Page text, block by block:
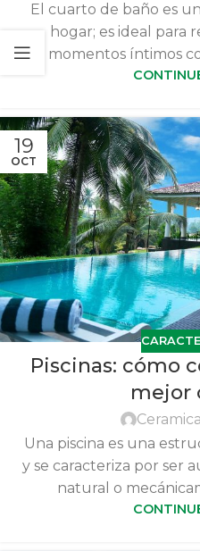
El cuarto de baño es
hogar; es ideal para
momentos íntimos
19
OCT
Piscinas: cómo
mejor
Una piscina es una
y se caracteriza por ser
natural o